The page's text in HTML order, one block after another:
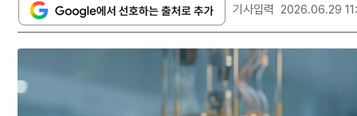
기사입력 2026.06.29